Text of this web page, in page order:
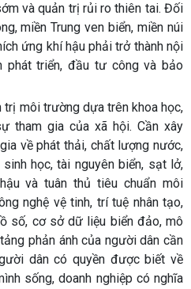
và quản trị rủi ro thiên tai. Đối
miền Trung ven biển, miền núi
ứng khí hậu phải trở thành nội
phát triển, đầu tư công và bảo
trị môi trường dựa trên khoa học,
tham gia của xã hội. Cần xây
về phát thải, chất lượng nước,
học, tài nguyên biển, sạt lở,
và tuân thủ tiêu chuẩn môi
nghệ vệ tinh, trí tuệ nhân tạo,
số, cơ sở dữ liệu biển đảo, mô
phản ánh của người dân cần
dân có quyền được biết về
sống, doanh nghiệp có nghĩa